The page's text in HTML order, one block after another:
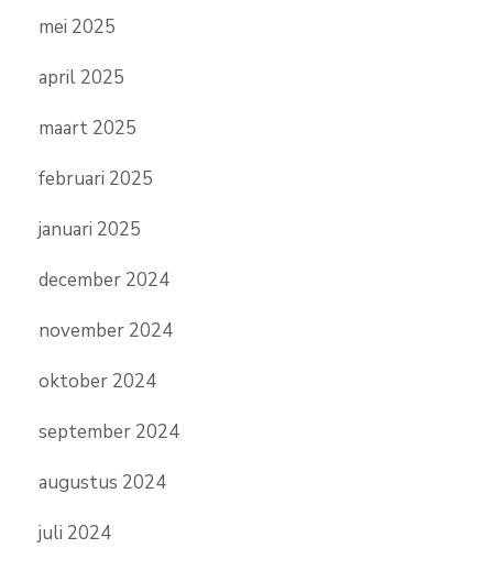
mei 2025
april 2025
maart 2025
februari 2025
januari 2025
december 2024
november 2024
oktober 2024
september 2024
augustus 2024
juli 2024